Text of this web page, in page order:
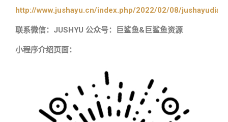
http://www.jushayu.cn/index.php/2022/02/08/
联系微信：JUSHYU 公众号：巨鲨鱼&巨鲨鱼资源
小程序介绍页面：